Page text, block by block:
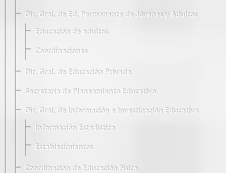
Dir. Gral. de Ed. Permanente de Jóvenes y Adultos
Educación de adultos
Coordinaciones
Dir. Gral. de Educación Privada
Secretaría de Planeamiento Educativo
Dir. Gral. de Información e Investigación Educativa
Información Estadística
Establecimientos
Coordinación de Educación Física